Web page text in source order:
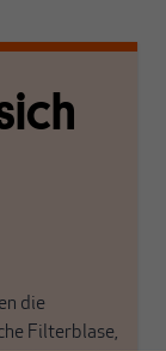
die
Filterblase,